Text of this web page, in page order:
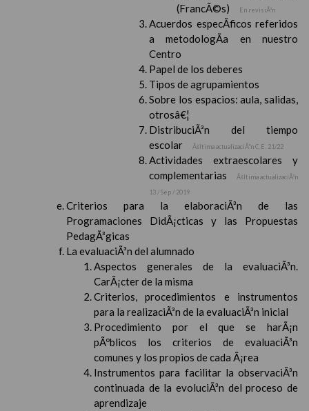
(FrancÃ©s)
En revisiÃ³n
Acuerdos especÃ­ficos referidos
a metodologÃ­a en nuestro
Centro
Papel de los deberes
Tipos de agrupamientos
Sobre los espacios: aula, salidas,
otrosâ€¦
DistribuciÃ³n del tiempo
escolar
Ãšltima actualizaciÃ³n C.E. 21/22
Actividades extraescolares y
complementarias
Ãšltima actualizaciÃ³n
13 / Sep / 2019
Criterios para la elaboraciÃ³n de las
Programaciones DidÃ¡cticas y las Propuestas
PedagÃ³gicas
La evaluaciÃ³n del alumnado
Aspectos generales de la evaluaciÃ³n.
CarÃ¡cter de la misma
Criterios, procedimientos e instrumentos
para la realizaciÃ³n de la evaluaciÃ³n inicial
Procedimiento por el que se harÃ¡n
pÃºblicos los criterios de evaluaciÃ³n
comunes y los propios de cada Ã¡rea
Instrumentos para facilitar la observaciÃ³n
continuada de la evoluciÃ³n del proceso de
aprendizaje